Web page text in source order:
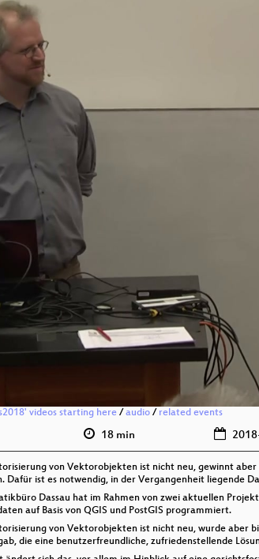
videos starting here / audio / related events
18 min
von Vektorobjekten ist nicht neu, gewinnt
Dafür ist es notwendig, in der Vergangenheit liegende
Dassau hat im Rahmen von zwei aktuellen
auf Basis von QGIS und PostGIS programmiert.
von Vektorobjekten ist nicht neu, wurde aber
die eine benutzerfreundliche, zufriedenstellende